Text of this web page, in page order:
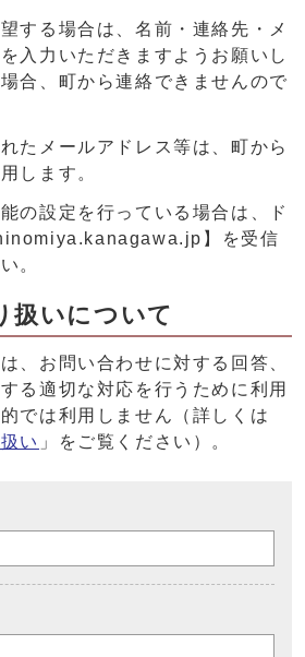
する場合は、名前・連絡先・メ
入力いただきますようお願いし
合、町から連絡できませんので
たメールアドレス等は、町から
します。
の設定を行っている場合は、ド
】を受信
。
扱いについて
、お問い合わせに対する回答、
る適切な対応を行うために利用
では利用しません（詳しくは
い 」をご覧ください）。